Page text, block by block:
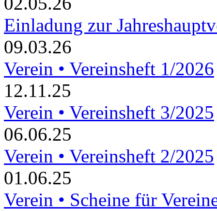
Einladung zur
09.03.26
Verein • Vereinsheft 1/2026
12.11.25
Verein • Vereinsheft 3/2025
06.06.25
Verein • Vereinsheft 2/2025
01.06.25
Verein • Scheine für